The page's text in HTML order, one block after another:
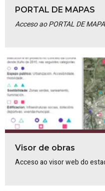
PORTAL DE MAPAS
Acceso ao PORTAL DE
Visor de obras
Acceso ao visor web do